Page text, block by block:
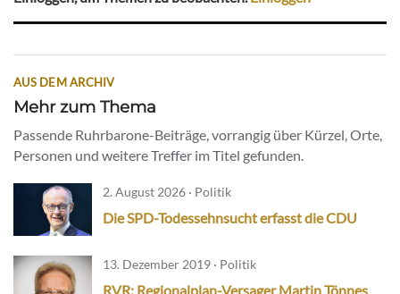
AUS DEM ARCHIV
Mehr zum Thema
Passende Ruhrbarone-Beiträge, vorrangig über Kürzel, Orte,
Personen und weitere Treffer im Titel gefunden.
2. August 2026 · Politik
Die SPD-Todessehnsucht erfasst die CDU
13. Dezember 2019 · Politik
RVR: Regionalplan-Versager Martin Tönnes